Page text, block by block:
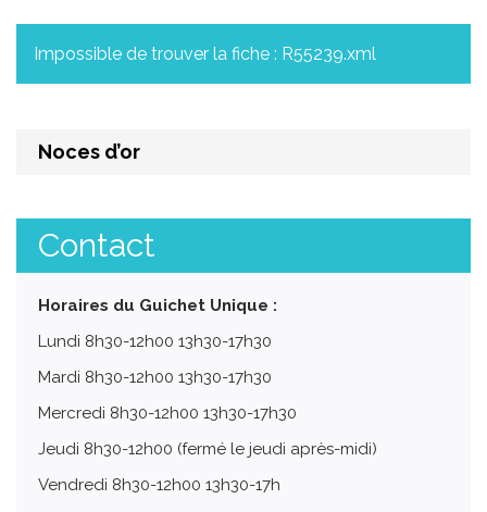
Impossible de trouver la fiche : R55239.xml
Noces d’or
Contact
Horaires du Guichet Unique :
Lundi 8h30-12h00 13h30-17h30
Mardi 8h30-12h00 13h30-17h30
Mercredi 8h30-12h00 13h30-17h30
Jeudi 8h30-12h00 (fermé le jeudi après-midi)
Vendredi 8h30-12h00 13h30-17h